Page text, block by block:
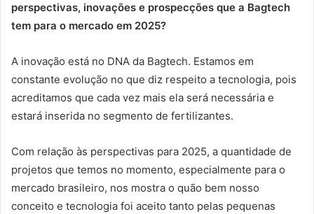
perspectivas, inovações e prospecções que a Bagtech
tem para o mercado em 2025?
A inovação está no DNA da Bagtech. Estamos em
constante evolução no que diz respeito a tecnologia, pois
acreditamos que cada vez mais ela será necessária e
estará inserida no segmento de fertilizantes.
Com relação às perspectivas para 2025, a quantidade de
projetos que temos no momento, especialmente para o
mercado brasileiro, nos mostra o quão bem nosso
conceito e tecnologia foi aceito tanto pelas pequenas